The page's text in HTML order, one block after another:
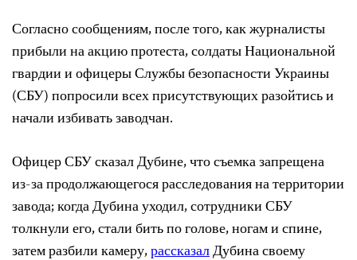
Согласно сообщениям, после того, как журналисты
прибыли на акцию протеста, солдаты Национальной
гвардии и офицеры Службы безопасности Украины
(СБУ) попросили всех присутствующих разойтись и
начали избивать заводчан.
Офицер СБУ сказал Дубине, что съемка запрещена
из-за продолжающегося расследования на территории
завода; когда Дубина уходил, сотрудники СБУ
толкнули его, стали бить по голове, ногам и спине,
затем разбили камеру,рассказалДубина своему